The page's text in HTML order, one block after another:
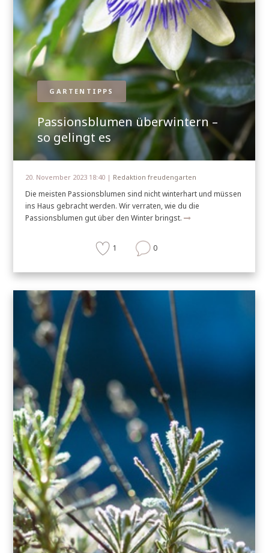
GARTENTIPPS
Passionsblumen überwintern –
so gelingt es
20. November 2023 18:40 | Redaktion freudengarten
Die meisten Passionsblumen sind nicht winterhart und müssen
ins Haus gebracht werden. Wir verraten, wie du die
Passionsblumen gut über den Winter bringst.
1 0